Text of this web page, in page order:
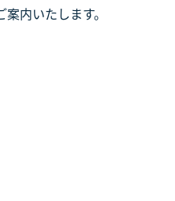
内いたします。